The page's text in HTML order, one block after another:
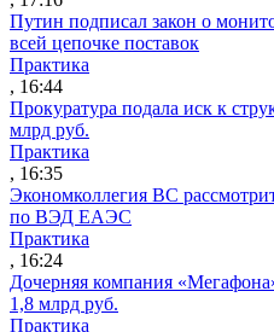
Путин подписал закон о
всей цепочке поставок
Практика
, 16:44
Прокуратура подала иск к
млрд руб.
Практика
, 16:35
Экономколлегия ВС
по ВЭД ЕАЭС
Практика
, 16:24
Дочерняя компания
1,8 млрд руб.
Практика